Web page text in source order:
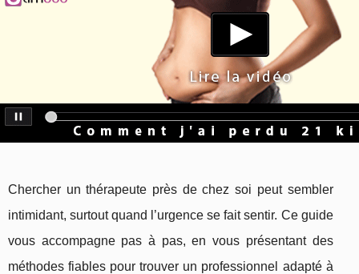
Chercher un thérapeute près de chez soi peut sembler
intimidant, surtout quand l’urgence se fait sentir. Ce guide
vous accompagne pas à pas, en vous présentant des
méthodes fiables pour trouver un professionnel adapté à